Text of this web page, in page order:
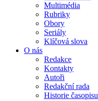
Multimédia
Rubriky
Obory
Seriály
Klíčová slova
O nás
Redakce
Kontakty
Autoři
Redakční rada
Historie časopisu